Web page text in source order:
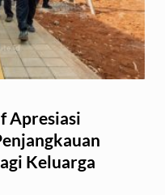
Apresiasi
Keluarga